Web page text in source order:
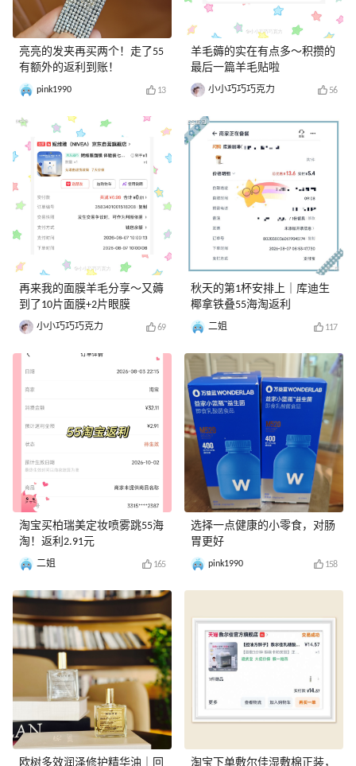
亮亮的发夹再买两个！走了55
有额外的返利到账！
pink1990 13
再来我的面膜羊毛分享～又薅
到了10片面膜+2片眼膜
小小巧巧巧克力 69
淘宝买柏瑞美定妆喷雾跳55海
淘！返利2.91元
二姐 165
欧树多效润泽修护精华油｜回
羊毛薅的实在有点多～积攒的
最后一篇羊毛贴啦
小小巧巧巧克力 56
秋天的第1杯安排上｜库迪生
椰拿铁叠55海淘返利
二姐 117
选择一点健康的小零食，对肠
胃更好
pink1990 158
淘宝下单敷尔佳湿敷棉正装，